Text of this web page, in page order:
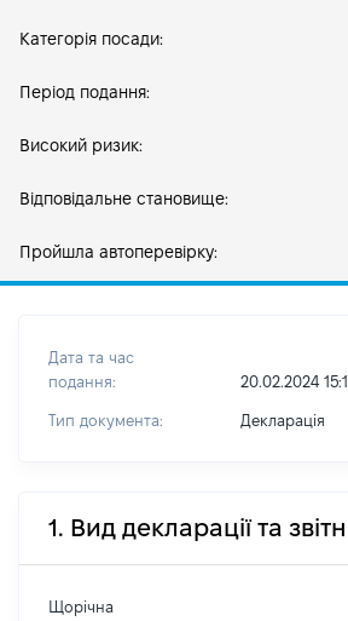
Категорія посади:
Період подання:
Високий ризик:
Відповідальне становище:
Пройшла автоперевірку:
Дата та час
подання:
20.02.2024
Тип документа: Декларація
1. Вид декларації та
Щорічна